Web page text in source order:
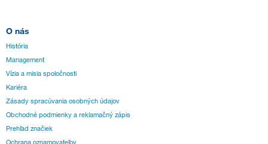
O nás
História
Management
Vízia a misia spoločnosti
Kariéra
Zásady spracúvania osobných údajov
Obchodné podmienky a reklamačný zápis
Prehľad značiek
Ochrana oznamovateľov